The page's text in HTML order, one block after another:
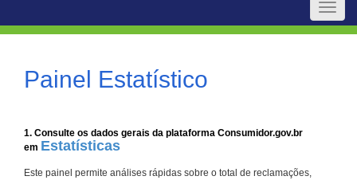
Toggle
Painel Estatístico
1. Consulte os dados gerais da plataforma Consumidor.gov.br
em Estatísticas
Este painel permite análises rápidas sobre o total de reclamações,